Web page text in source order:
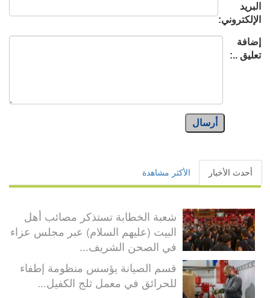
البريد
الإلكتروني:
إضافة
تعليق ..:
أرسال
أحدث الأخبار الأكثر مشاهدة
شعبة الخطابة تستذكر مصائب أهل
البيت (عليهم السلام) عبر مجلس عزاء
في الصحن الشريف...
قسم الصيانة يؤسس منظومة إطفاء
للحرائق في معمل ثلج الكفيل...